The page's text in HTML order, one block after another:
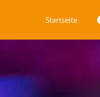
Startseite